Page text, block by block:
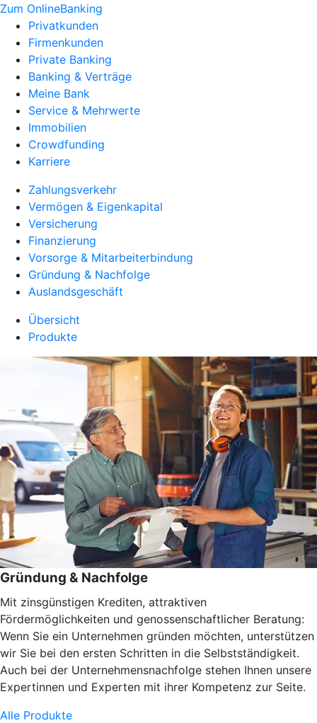
Zum OnlineBanking
Privatkunden
Firmenkunden
Private Banking
Banking & Verträge
Meine Bank
Service & Mehrwerte
Immobilien
Crowdfunding
Karriere
Zahlungsverkehr
Vermögen & Eigenkapital
Versicherung
Finanzierung
Vorsorge & Mitarbeiterbindung
Gründung & Nachfolge
Auslandsgeschäft
Übersicht
Produkte
Gründung & Nachfolge
Mit zinsgünstigen Krediten, attraktiven
Fördermöglichkeiten und genossenschaftlicher Beratung:
Wenn Sie ein Unternehmen gründen möchten, unterstützen
wir Sie bei den ersten Schritten in die Selbstständigkeit.
Auch bei der Unternehmensnachfolge stehen Ihnen unsere
Expertinnen und Experten mit ihrer Kompetenz zur Seite.
Alle Produkte